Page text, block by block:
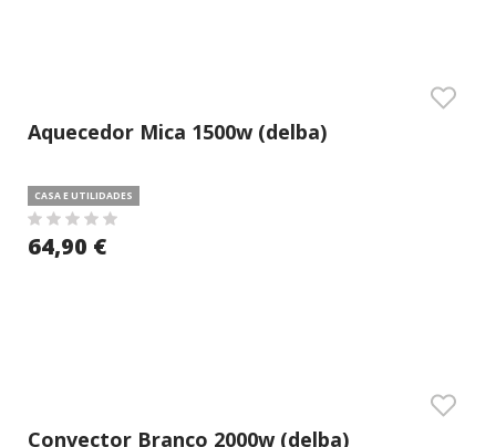
Aquecedor Mica 1500w (delba)
CASA E UTILIDADES
64,90 €
Convector Branco 2000w (delba)